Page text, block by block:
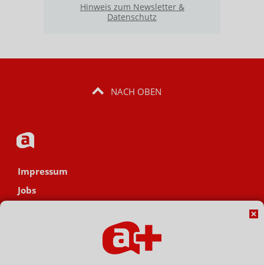
Hinweis zum Newsletter &
Datenschutz
NACH OBEN
Impressum
Jobs